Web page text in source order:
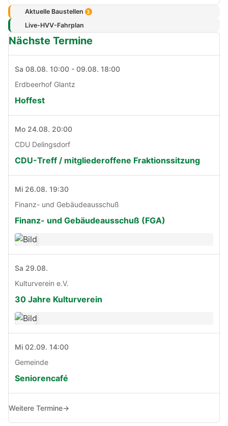
Aktuelle Baustellen 3
Live-HVV-Fahrplan
Nächste Termine
Sa 08.08. 10:00 - 09.08. 18:00
Erdbeerhof Glantz
Hoffest
Mo 24.08. 20:00
CDU Delingsdorf
CDU-Treff / mitgliederoffene Fraktionssitzung
Mi 26.08. 19:30
Finanz- und Gebäudeausschuß
Finanz- und Gebäudeausschuß (FGA)
Sa 29.08.
Kulturverein e.V.
30 Jahre Kulturverein
Mi 02.09. 14:00
Gemeinde
Seniorencafé
Weitere Termine→